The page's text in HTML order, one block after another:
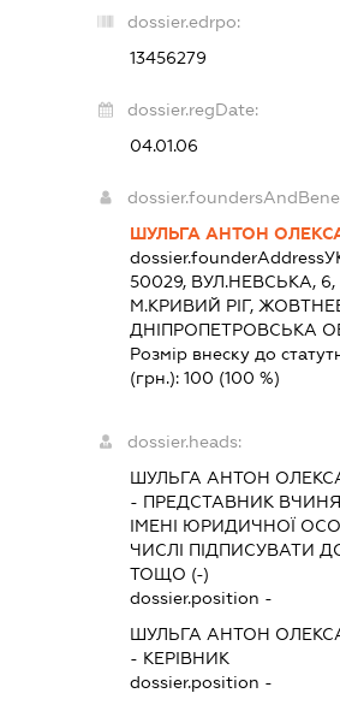
dossier.edrpo:
13456279
dossier.regDate:
04.01.06
ШУЛЬГА АНТОН
dossier.founderAddress
50029, ВУЛ.НЕВСЬКА, 6,
М.КРИВИЙ РІГ,
ДНІПРОПЕТРОВСЬКА
Розмір внеску до
(грн.): 100 (100 %)
dossier.heads:
ШУЛЬГА АНТОН
- ПРЕДСТАВНИК
ІМЕНІ ЮРИДИЧНОЇ
ЧИСЛІ ПІДПИСУВАТИ
ТОЩО (-)
dossier.position -
ШУЛЬГА АНТОН
- КЕРІВНИК
dossier.position -